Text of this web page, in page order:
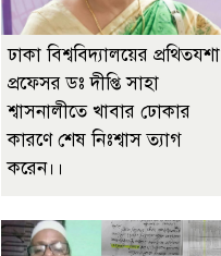
ঢাকা বিশ্ববিদ্যালয়ের প্রথিতযশা
প্রফেসর ডঃ দীপ্তি সাহা
শ্বাসনালীতে খাবার ঢোকার
কারণে শেষ নিঃশ্বাস ত্যাগ
করেন।।